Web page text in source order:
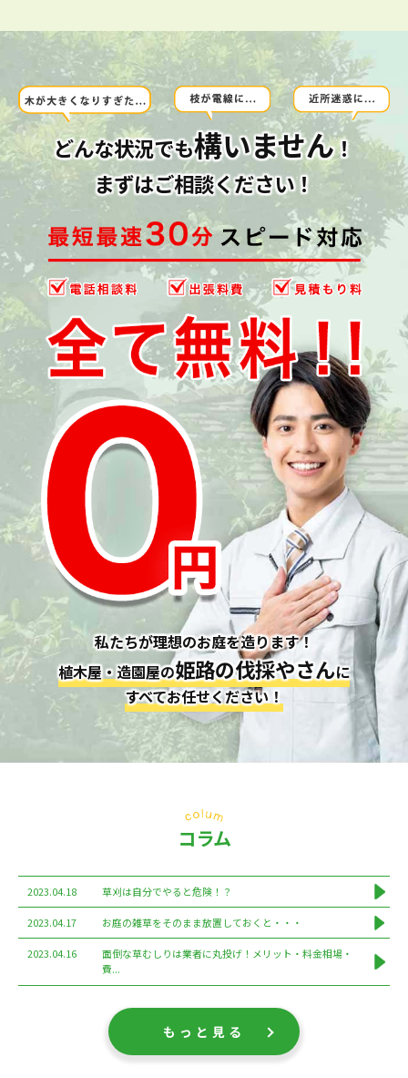
どんな状況でも構いません！
まずはご相談ください！
私たちが理想のお庭を造ります！
植木屋・造園屋の姫路の伐採やさんに
すべてお任せください！
コラム
2023.04.18 草刈は自分でやると危険！？
2023.04.17 お庭の雑草をそのまま放置しておくと・・・
2023.04.16
面倒な草むしりは業者に丸投げ！メリット・料金相場・
費...
もっと見る